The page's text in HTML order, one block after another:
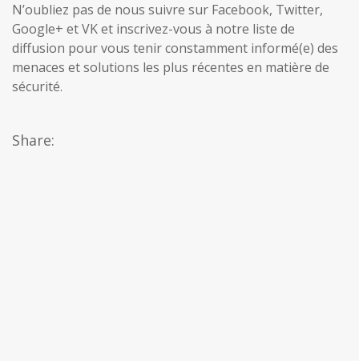
N’oubliez pas de nous suivre sur Facebook, Twitter,
Google+ et VK et inscrivez-vous à notre liste de
diffusion pour vous tenir constamment informé(e) des
menaces et solutions les plus récentes en matière de
sécurité.
Share: